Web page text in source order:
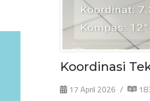
Koordinasi
17 April 2026